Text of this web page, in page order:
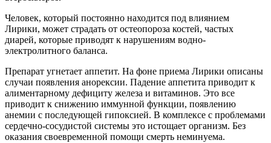
Человек, который постоянно находится под влиянием
Лирики, может страдать от остеопороза костей, частых
диарей, которые приводят к нарушениям водно-
электролитного баланса.
Препарат угнетает аппетит. На фоне приема Лирики описаны
случаи появления анорексии. Падение аппетита приводит к
алиментарному дефициту железа и витаминов. Это все
приводит к снижению иммунной функции, появлению
анемии с последующей гипоксией. В комплексе с проблемами
сердечно-сосудистой системы это истощает организм. Без
оказания своевременной помощи смерть неминуема.